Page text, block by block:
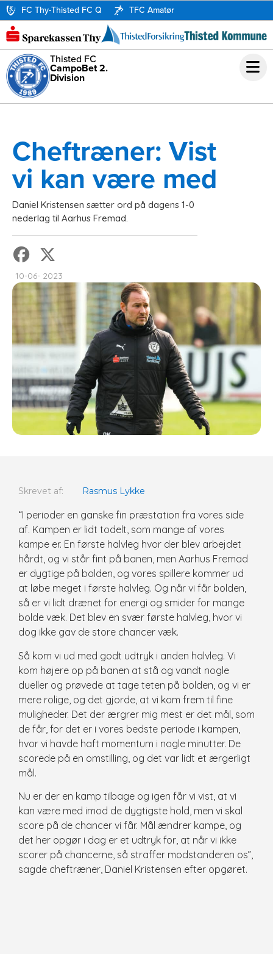
FC Thy-Thisted FC Q TFC Amatør
Thisted FC
CampoBet 2.
Division
Cheftræner: Vist
vi kan være med
Daniel Kristensen sætter ord på dagens 1-0
nederlag til Aarhus Fremad.
10-06- 2023
Skrevet af: Rasmus Lykke
“I perioder en ganske fin præstation fra vores side
af. Kampen er lidt todelt, som mange af vores
kampe er. En første halvleg hvor der blev arbejdet
hårdt, og vi står fint på banen, men Aarhus Fremad
er dygtige på bolden, og vores spillere kommer ud
at løbe meget i første halvleg. Og når vi får bolden,
så er vi lidt drænet for energi og smider for mange
bolde væk. Det blev en svær første halvleg, hvor vi
dog ikke gav de store chancer væk.
Så kom vi ud med godt udtryk i anden halvleg. Vi
kom højere op på banen at stå og vandt nogle
dueller og prøvede at tage teten på bolden, og vi er
mere rolige, og det gjorde, at vi kom frem til fine
muligheder. Det der ærgrer mig mest er det mål, som
de får, for det er i vores bedste periode i kampen,
hvor vi havde haft momentum i nogle minutter. De
scorede på en omstilling, og det var lidt et ærgerligt
mål.
Nu er der en kamp tilbage og igen får vi vist, at vi
kan være med imod de dygtigste hold, men vi skal
score på de chancer vi får. Mål ændrer kampe, og
det her opgør i dag er et udtryk for, at når vi ikke
scorer på chancerne, så straffer modstanderen os”,
sagde cheftræner, Daniel Kristensen efter opgøret.